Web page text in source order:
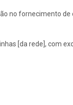
no fornecimento
[da rede], com